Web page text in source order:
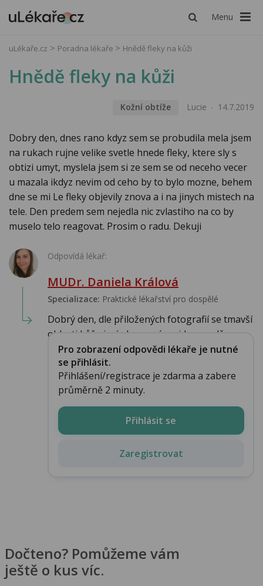
Menu
uLékaře.cz Poradna lékaře Hnědě fleky na kůži
Hnědě fleky na kůži
Kožní obtíže Lucie 14.7.2019
Dobry den, dnes rano kdyz sem se probudila mela jsem
na rukach rujne velike svetle hnede fleky, ktere sly s
obtizi umyt, myslela jsem si ze sem se od neceho vecer
u mazala ikdyz nevim od ceho by to bylo mozne, behem
dne se mi Le fleky objevily znova a i na jinych mistech na
tele. Den predem sem nejedla nic zvlastiho na co by
muselo telo reagovat. Prosim o radu. Dekuji
Odpovídá lékař:
MUDr. Daniela Králová
Specializace: Praktické lékařství pro dospělé
Dobrý den, dle přiložených fotografií se tmavší
oblasti kůže jeví obarvená, nejde pravdě...
Pro zobrazení odpovědi lékaře je nutné
se přihlásit.
Přihlášení/registrace je zdarma a zabere
průměrně 2 minuty.
Přihlásit se
Zaregistrovat
Dočteno? Pomůžeme vám
ještě o kus víc.